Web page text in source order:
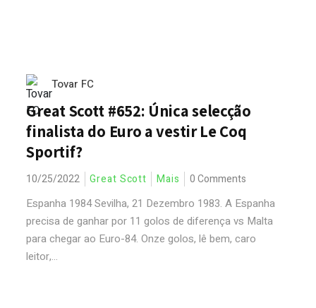
Tovar FC
Great Scott #652: Única selecção
finalista do Euro a vestir Le Coq
Sportif?
10/25/2022 Great Scott Mais 0 Comments
Espanha 1984 Sevilha, 21 Dezembro 1983. A Espanha
precisa de ganhar por 11 golos de diferença vs Malta
para chegar ao Euro-84. Onze golos, lê bem, caro
leitor,...